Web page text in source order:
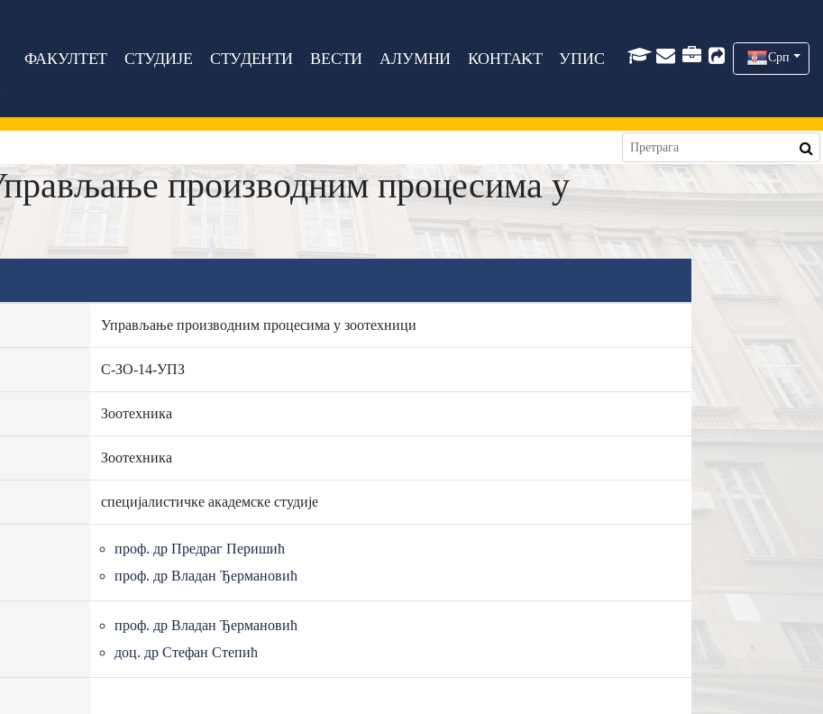
ФАКУЛТЕТ СТУДИЈЕ СТУДЕНТИ ВЕСТИ АЛУМНИ КОНТАКТ УПИС Срп
производним процесима у
Управљање производним процесима у зоотехници
C-ЗО-14-УПЗ
Зоотехника
Зоотехника
специјалистичке академске студије
проф. др Предраг Перишић
проф. др Владан Ђермановић
проф. др Владан Ђермановић
доц. др Стефан Степић